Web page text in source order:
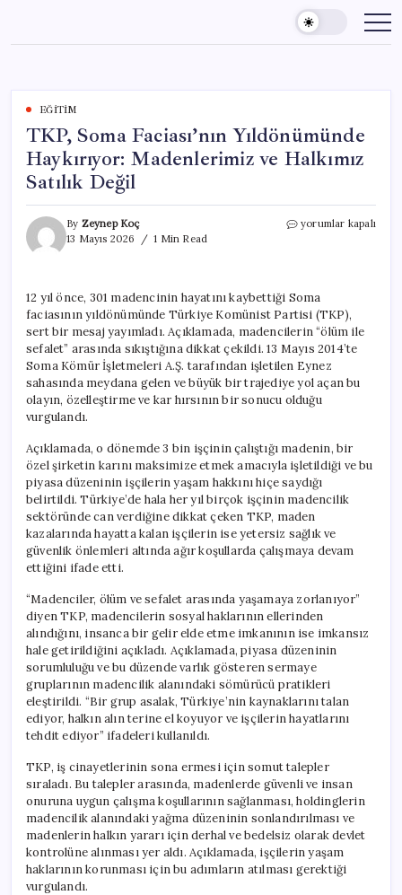
content
EĞITIM
TKP, Soma Faciası’nın Yıldönümünde
Haykırıyor: Madenlerimiz ve Halkımız
Satılık Değil
By Zeynep Koç
13 Mayıs 2026
1 Min Read
TKP,
Madenlerimiz
ve
Halkımız
Satılık
Değil
için
yorumlar kapalı
12 yıl önce, 301 madencinin hayatını kaybettiği Soma
faciasının yıldönümünde Türkiye Komünist Partisi (TKP),
sert bir mesaj yayımladı. Açıklamada, madencilerin “ölüm ile
sefalet” arasında sıkıştığına dikkat çekildi. 13 Mayıs 2014’te
Soma Kömür İşletmeleri A.Ş. tarafından işletilen Eynez
sahasında meydana gelen ve büyük bir trajediye yol açan bu
olayın, özelleştirme ve kar hırsının bir sonucu olduğu
vurgulandı.
Açıklamada, o dönemde 3 bin işçinin çalıştığı madenin, bir
özel şirketin karını maksimize etmek amacıyla işletildiği ve bu
piyasa düzeninin işçilerin yaşam hakkını hiçe saydığı
belirtildi. Türkiye’de hala her yıl birçok işçinin madencilik
sektöründe can verdiğine dikkat çeken TKP, maden
kazalarında hayatta kalan işçilerin ise yetersiz sağlık ve
güvenlik önlemleri altında ağır koşullarda çalışmaya devam
ettiğini ifade etti.
“Madenciler, ölüm ve sefalet arasında yaşamaya zorlanıyor”
diyen TKP, madencilerin sosyal haklarının ellerinden
alındığını, insanca bir gelir elde etme imkanının ise imkansız
hale getirildiğini açıkladı. Açıklamada, piyasa düzeninin
sorumluluğu ve bu düzende varlık gösteren sermaye
gruplarının madencilik alanındaki sömürücü pratikleri
eleştirildi. “Bir grup asalak, Türkiye’nin kaynaklarını talan
ediyor, halkın alın terine el koyuyor ve işçilerin hayatlarını
tehdit ediyor” ifadeleri kullanıldı.
TKP, iş cinayetlerinin sona ermesi için somut talepler
sıraladı. Bu talepler arasında, madenlerde güvenli ve insan
onuruna uygun çalışma koşullarının sağlanması, holdinglerin
madencilik alanındaki yağma düzeninin sonlandırılması ve
madenlerin halkın yararı için derhal ve bedelsiz olarak devlet
kontrolüne alınması yer aldı. Açıklamada, işçilerin yaşam
haklarının korunması için bu adımların atılması gerektiği
vurgulandı.